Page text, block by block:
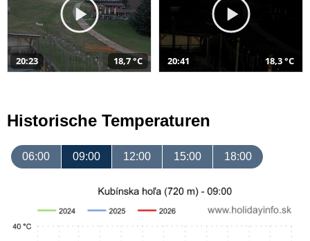
20:23 18,7 °C 20:41 18,3 °C
Historische Temperaturen
06:00 09:00 12:00 15:00 18:00